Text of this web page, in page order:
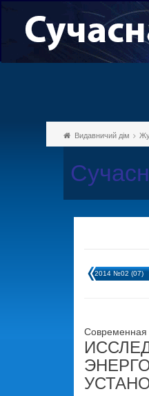
Видавничий дім
2014 №02 (07)
Современная